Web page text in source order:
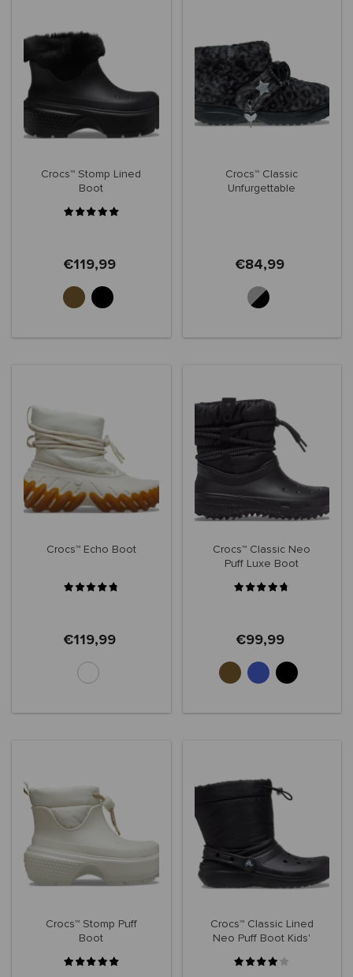
Crocs™ Stomp Lined
Boot
€119,99
Crocs™ Classic
Unfurgettable
€84,99
Crocs™ Echo Boot
€119,99
Crocs™ Classic Neo
Puff Luxe Boot
€99,99
Crocs™ Stomp Puff
Boot
Crocs™ Classic Lined
Neo Puff Boot Kids'